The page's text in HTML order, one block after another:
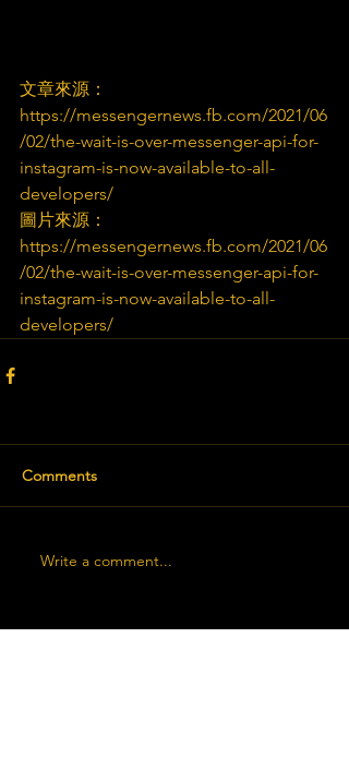
文章來源：
https://messengernews.fb.com/2021/06
/02/the-wait-is-over-messenger-api-for-
instagram-is-now-available-to-all-
developers/
圖片來源：
https://messengernews.fb.com/2021/06
/02/the-wait-is-over-messenger-api-for-
instagram-is-now-available-to-all-
developers/
Comments
Write a comment...